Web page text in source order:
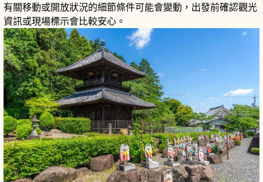
有關移動或開放狀況的細節條件可能會變動，出發前確認觀光
資訊或現場標示會比較安心。